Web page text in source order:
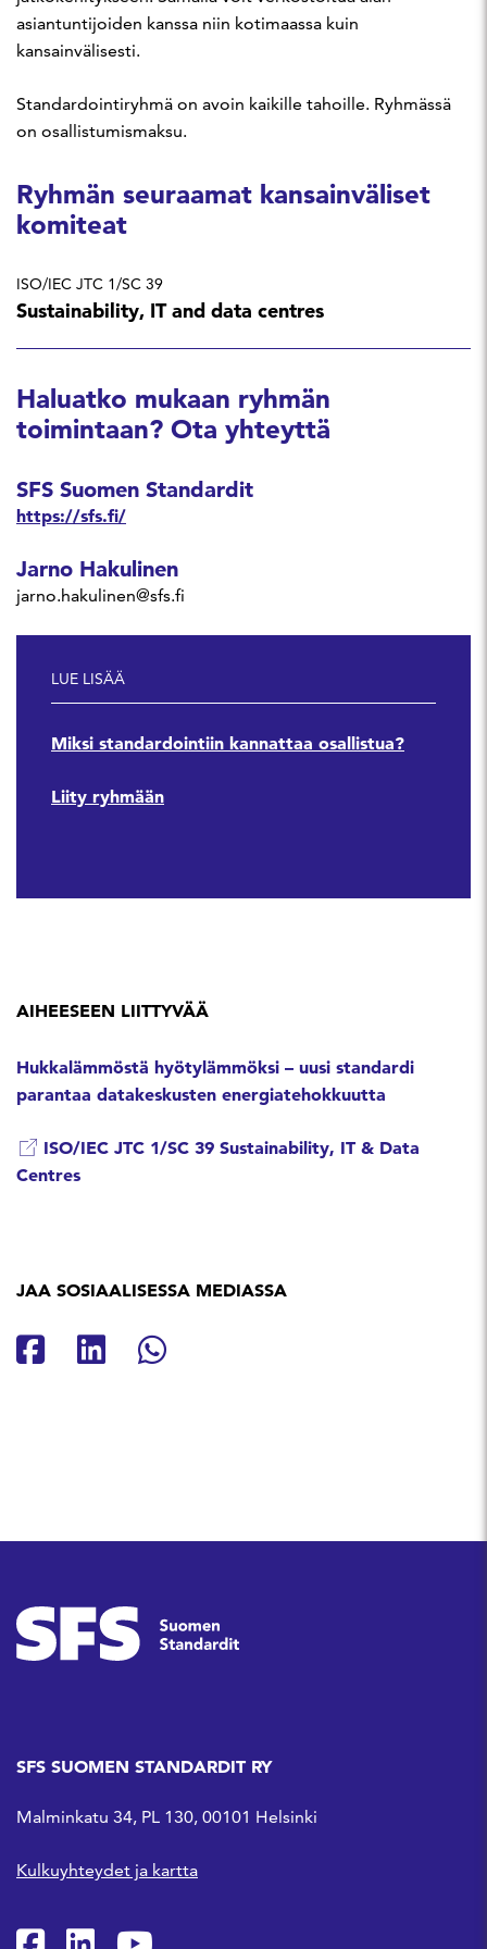
asiantuntijoiden kanssa niin kotimaassa kuin
kansainvälisesti.
Standardointiryhmä on avoin kaikille tahoille. Ryhmässä
on osallistumismaksu.
Ryhmän seuraamat kansainväliset
komiteat
ISO/IEC JTC 1/SC 39
Sustainability, IT and data centres
Haluatko mukaan ryhmän
toimintaan? Ota yhteyttä
SFS Suomen Standardit
https://sfs.fi/
Jarno Hakulinen
jarno.hakulinen@sfs.fi
LUE LISÄÄ
Miksi standardointiin kannattaa osallistua?
Liity ryhmään
AIHEESEEN LIITTYVÄÄ
Hukkalämmöstä hyötylämmöksi – uusi standardi
parantaa datakeskusten energiatehokkuutta
ISO/IEC JTC 1/SC 39 Sustainability, IT & Data
Centres
JAA SOSIAALISESSA MEDIASSA
Jaa Facebookissa
Jaa Linkedinissä
Jaa Whatsappissa
SFS SUOMEN STANDARDIT RY
Malminkatu 34, PL 130, 00101 Helsinki
Kulkuyhteydet ja kartta